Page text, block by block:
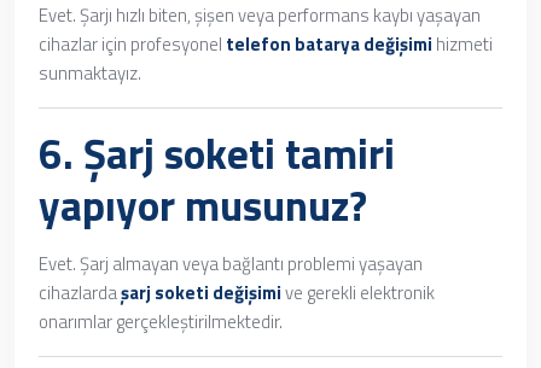
Evet. Şarjı hızlı biten, şişen veya performans kaybı yaşayan
cihazlar için profesyonel telefon batarya değişimi hizmeti
sunmaktayız.
6. Şarj soketi tamiri
yapıyor musunuz?
Evet. Şarj almayan veya bağlantı problemi yaşayan
cihazlardaşarj soketi değişimive gerekli elektronik
onarımlar gerçekleştirilmektedir.